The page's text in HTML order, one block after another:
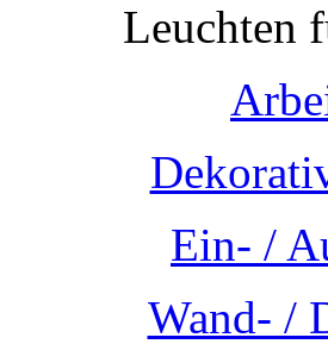
Leuchten
Ein- /
Wand- /